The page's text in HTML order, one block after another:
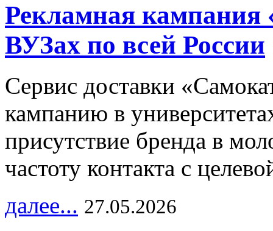
Рекламная кампания
ВУЗах по всей России
Сервис доставки
кампанию в
присутствие бренда в
частоту контакта с
далее... 27.05.2026